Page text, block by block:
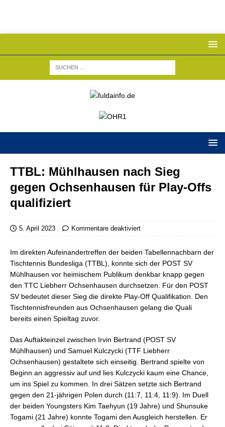
TTBL: Mühlhausen nach Sieg
gegen Ochsenhausen für Play-Offs
qualifiziert
5. April 2023 Kommentare deaktiviert
Im direkten Aufeinandertreffen der beiden Tabellennachbarn der
Tischtennis Bundesliga (TTBL), konnte sich der POST SV
Mühlhausen vor heimischem Publikum denkbar knapp gegen
den TTC Liebherr Ochsenhausen durchsetzen. Für den POST
SV bedeutet dieser Sieg die direkte Play-Off Qualifikation. Den
Tischtennisfreunden aus Ochsenhausen gelang die Quali
bereits einen Spieltag zuvor.
Das Auftakteinzel zwischen Irvin Bertrand (POST SV
Mühlhausen) und Samuel Kulczycki (TTF Liebherr
Ochsenhausen) gestaltete sich einseitig. Bertrand spielte von
Beginn an aggressiv auf und lies Kulczycki kaum eine Chance,
um ins Spiel zu kommen. In drei Sätzen setzte sich Bertrand
gegen den 21-jährigen Polen durch (11:7, 11:4, 11:9). Im Duell
der beiden Youngsters Kim Taehyun (19 Jahre) und Shunsuke
Togami (21 Jahre) konnte Togami den Ausgleich herstellen. Er